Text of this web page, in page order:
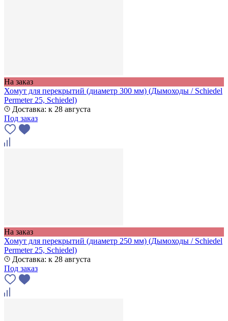
На заказ
Хомут для перекрытий (диаметр 300 мм) (Дымоходы / Schiedel
Permeter 25, Schiedel)
Доставка: к 28 августа
Под заказ
На заказ
Хомут для перекрытий (диаметр 250 мм) (Дымоходы / Schiedel
Permeter 25, Schiedel)
Доставка: к 28 августа
Под заказ